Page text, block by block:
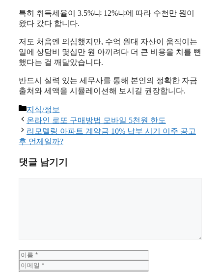
특히 취득세율이 3.5%냐 12%냐에 따라 수천만 원이
왔다 갔다 합니다.
저도 처음엔 의심했지만, 수억 원대 자산이 움직이는
일에 상담비 몇십만 원 아끼려다 더 큰 비용을 치를 뻔
했다는 걸 깨달았습니다.
반드시 실력 있는 세무사를 통해 본인의 정확한 자금
출처와 세액을 시뮬레이션해 보시길 권장합니다.
카
테
고
리
지식/정보
온라인 로또 구매방법 모바일 5천원 한도
리모델링 아파트 계약금 10% 납부 시기 이주 공고
후 언제일까?
댓글 남기기
이
름